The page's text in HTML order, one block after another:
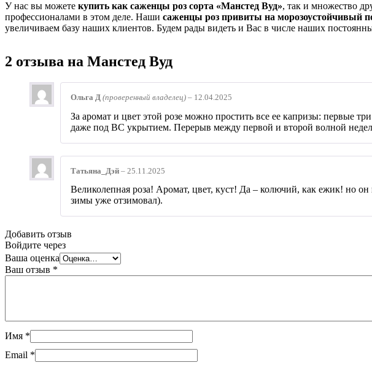
У нас вы можете купить как саженцы роз сорта «Манстед Вуд», так и множество
профессионалами в этом деле. Наши саженцы роз привиты на морозоустойчивый
увеличиваем базу наших клиентов. Будем рады видеть и Вас в числе наших
2 отзыва на Манстед Вуд
Ольга Д (проверенный владелец) – 12.04.2025
За аромат и цвет этой розе можно простить все ее капризы: первые
даже под ВС укрытием. Перерыв между первой и второй волной
Татьяна_Дэй – 25.11.2025
Великолепная роза! Аромат, цвет, куст! Да – колючий, как ежик! но
зимы уже отзимовал).
Добавить отзыв
Войдите через
Ваша оценка
Ваш отзыв *
Имя *
Email *